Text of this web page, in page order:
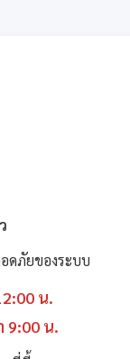
ดภัยของระบบ
น.
9:00 น.